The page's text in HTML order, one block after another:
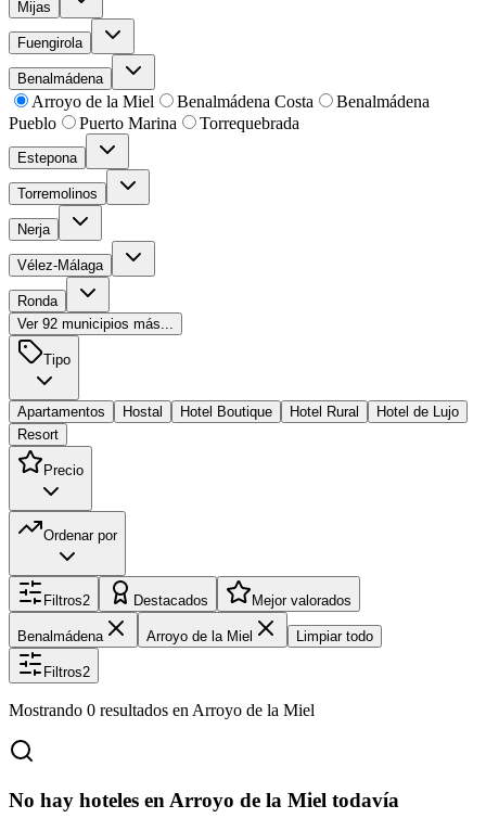
Mijas
Fuengirola
Benalmádena
Arroyo de la Miel Benalmádena Costa
Benalmádena
Pueblo
Puerto Marina Torrequebrada
Estepona
Torremolinos
Nerja
Vélez-Málaga
Ronda
Ver 92 municipios más...
Tipo
Apartamentos Hostal Hotel Boutique Hotel Rural
Hotel de Lujo
Resort
Precio
Ordenar por
Filtros2 Destacados Mejor valorados
Benalmádena Arroyo de la Miel Limpiar todo
Filtros2
Mostrando 0 resultados en Arroyo de la Miel
No hay hoteles en Arroyo de la Miel todavía